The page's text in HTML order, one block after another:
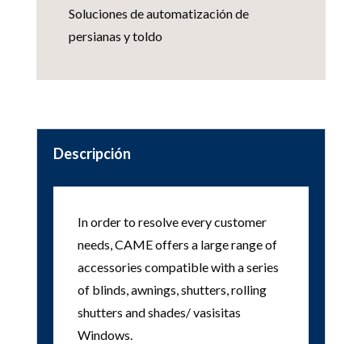
Soluciones de automatización de
persianas y toldo
Descripción
In order to resolve every customer
needs, CAME offers a large range of
accessories compatible with a series
of blinds, awnings, shutters, rolling
shutters and shades/ vasisitas
Windows.